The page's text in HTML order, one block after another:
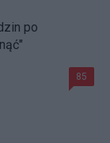
po
85